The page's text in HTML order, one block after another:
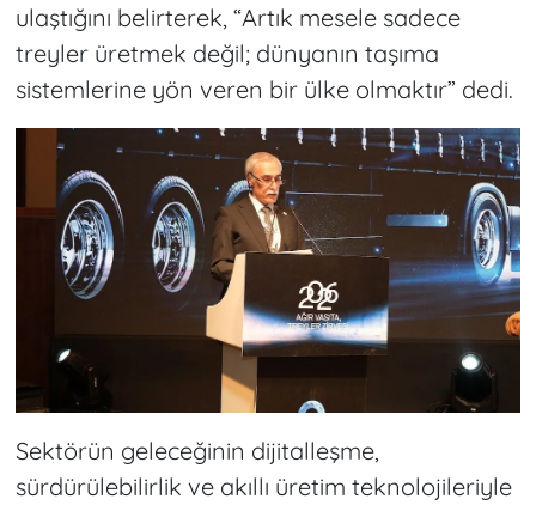
ulaştığını belirterek, “Artık mesele sadece
treyler üretmek değil; dünyanın taşıma
sistemlerine yön veren bir ülke olmaktır” dedi.
Sektörün geleceğinin dijitalleşme,
sürdürülebilirlik ve akıllı üretim teknolojileriyle